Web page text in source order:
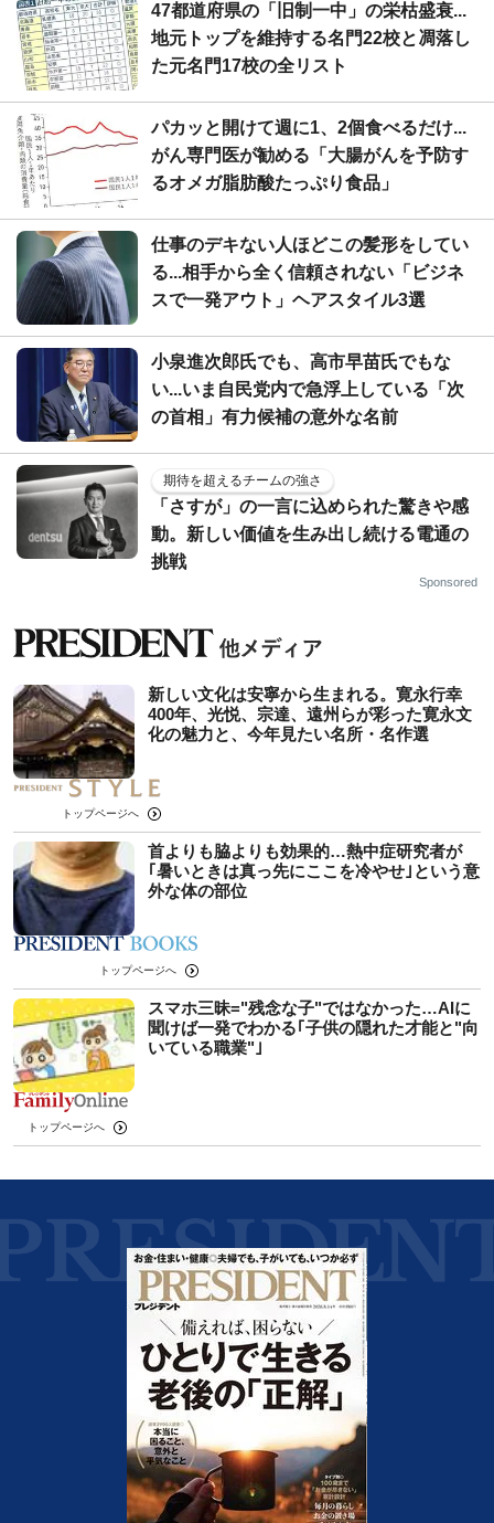
47都道府県の「旧制一中」の栄枯盛衰...
地元トップを維持する名門22校と凋落し
た元名門17校の全リスト
パカッと開けて週に1、2個食べるだけ...
がん専門医が勧める「大腸がんを予防す
るオメガ脂肪酸たっぷり食品」
仕事のデキない人ほどこの髪形をしてい
る...相手から全く信頼されない「ビジネ
スで一発アウト」ヘアスタイル3選
小泉進次郎氏でも、高市早苗氏でもな
い...いま自民党内で急浮上している「次
の首相」有力候補の意外な名前
期待を超えるチームの強さ
「さすが」の一言に込められた驚きや感
動。新しい価値を生み出し続ける電通の
挑戦
Sponsored
新しい文化は安寧から生まれる。寛永行幸
400年、光悦、宗達、遠州らが彩った寛永文
化の魅力と、今年見たい名所・名作選
トップページへ
首よりも脇よりも効果的…熱中症研究者が
｢暑いときは真っ先にここを冷やせ｣という意
外な体の部位
トップページへ
スマホ三昧="残念な子"ではなかった…AIに
聞けば一発でわかる｢子供の隠れた才能と"向
いている職業"｣
トップページへ